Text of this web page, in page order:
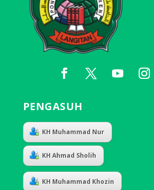
PENGASUH
KH Muhammad Nur
KH Ahmad Sholih
KH Muhammad Khozin